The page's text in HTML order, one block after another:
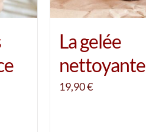
La gelée
nettoyante
19,90€